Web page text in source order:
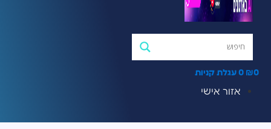
₪0
0 עגלת קניות
אזור אישי